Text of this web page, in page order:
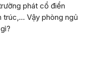
phát cổ điển
trúc,… Vậy phòng ngủ